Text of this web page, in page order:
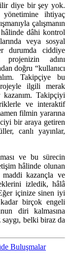
diye bir şey yok.
ihtiyaç
çalışmanın
dâhi kontrol
veya sosyal
durumda ciddiye
adını
doğru “kullanıcı
Takipçiye bu
ilgili merak
kazanım. Takipçiyi
ve interaktif
filmin yararına
bir araya getiren
canlı yayınlar,
ve bu sürecin
hâlinde olunan
kazançla ve
izledik, hâlâ
içinize sinen iyi
birçok engeli
diri kalmasına
belki biraz da
Buluşmalar